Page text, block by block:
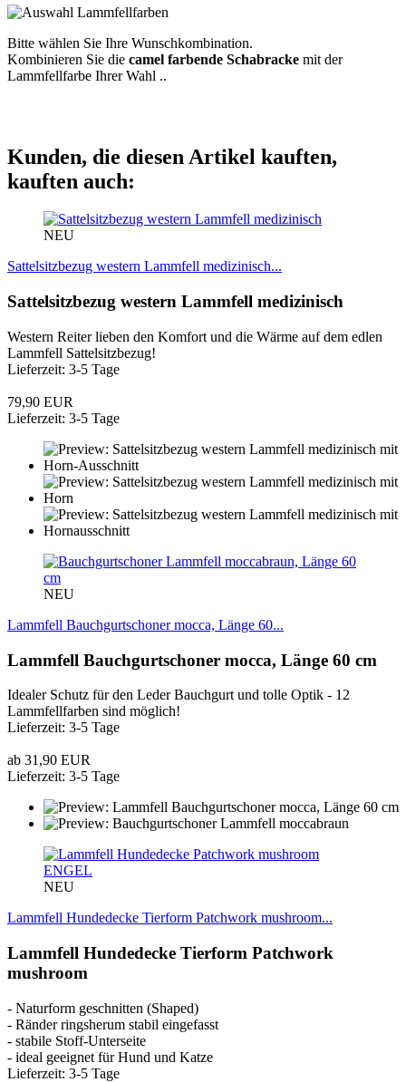
Bitte wählen Sie Ihre Wunschkombination.
Kombinieren Sie die camel farbende Schabracke mit der
Lammfellfarbe Ihrer Wahl ..
Kunden, die diesen Artikel kauften,
kauften auch:
NEU
Sattelsitzbezug western Lammfell medizinisch...
Sattelsitzbezug western Lammfell medizinisch
Western Reiter lieben den Komfort und die Wärme auf dem edlen
Lammfell Sattelsitzbezug!
Lieferzeit: 3-5 Tage
79,90 EUR
Lieferzeit: 3-5 Tage
NEU
Lammfell Bauchgurtschoner mocca, Länge 60...
Lammfell Bauchgurtschoner mocca, Länge 60 cm
Idealer Schutz für den Leder Bauchgurt und tolle Optik - 12
Lammfellfarben sind möglich!
Lieferzeit: 3-5 Tage
ab 31,90 EUR
Lieferzeit: 3-5 Tage
ENGEL
NEU
Lammfell Hundedecke Tierform Patchwork mushroom...
Lammfell Hundedecke Tierform Patchwork
mushroom
- Naturform geschnitten (Shaped)
- Ränder ringsherum stabil eingefasst
- stabile Stoff-Unterseite
- ideal geeignet für Hund und Katze
Lieferzeit: 3-5 Tage